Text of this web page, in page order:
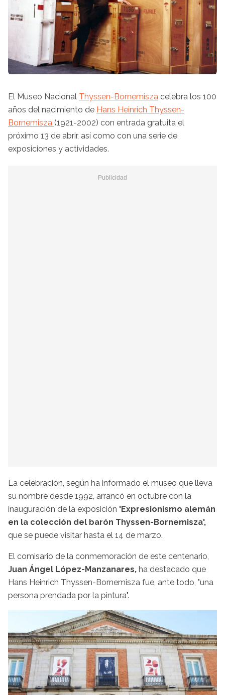
El Museo Nacional Thyssen-Bornemisza celebra los 100
años del nacimiento de Hans Heinrich Thyssen-
Bornemisza (1921-2002) con entrada gratuita el
próximo 13 de abrir, así como con una serie de
exposiciones y actividades.
La celebración, según ha informado el museo que lleva
su nombre desde 1992, arrancó en octubre con la
inauguración de la exposición 'Expresionismo alemán
en la colección del barón Thyssen-Bornemisza',
que se puede visitar hasta el 14 de marzo.
El comisario de la conmemoración de este centenario,
Juan Ángel López-Manzanares, ha destacado que
Hans Heinrich Thyssen-Bornemisza fue, ante todo, "una
persona prendada por la pintura".